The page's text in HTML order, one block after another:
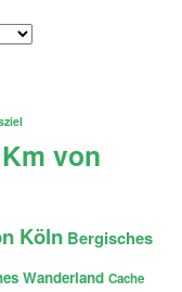
von
Köln Bergisches
Wanderland Cache